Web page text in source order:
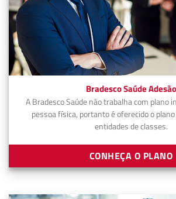
Bradesco Saúde Adesão
A Bradesco Saúde não trabalha com plano
pessoa física, portanto é oferecido o
entidades de classes.
CONHEÇA O PLANO